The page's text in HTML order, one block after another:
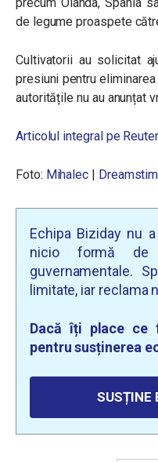
de legume proaspete
Cultivatorii au solicitat
presiuni pentru
autoritățile nu au anunțat
Articolul integral pe
Foto: Mihalec |
Echipa Biziday nu
nicio formă de
guvernamentale.
limitate, iar reclama
Dacă îți place ce
pentru susținerea
SUSȚINE